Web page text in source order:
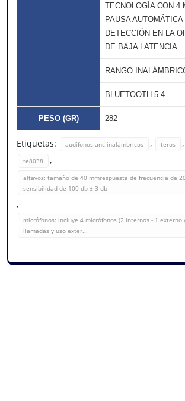
TECNOLOGÍA CON 4
PAUSA AUTOMÁTICA
DETECCIÓN EN LA
DE BAJA LATENCIA
RANGO
BLUETOOTH 5.4
PESO (GR) 282
Etiquetas: audífonos anc inalámbricos , teros ,
te8038 ,
altavoz: tamaño de 40 mmrespuesta de frecuencia de
sensibilidad de 100 db ± 3 db
,
micrófonos: incluye 4 micrófonos (2 internos - 1 externo
llamadas y uso exter...